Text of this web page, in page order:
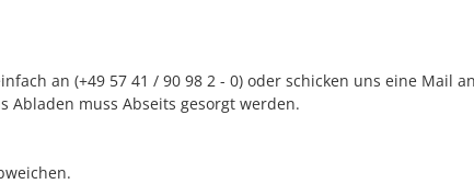
an (+49 57 41 / 90 98 2 - 0) oder schicken uns eine Mail an
Abladen muss Abseits gesorgt werden.